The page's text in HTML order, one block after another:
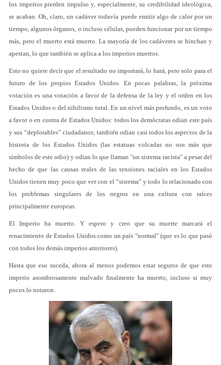
los imperios pierden impulso y, especialmente, su credibilidad ideológica,
se acaban. Oh, claro, un cadáver todavía puede emitir algo de calor por un
tiempo, algunos órganos, o incluso células, pueden funcionar por un tiempo
más, pero el muerto está muerto. La mayoría de los cadáveres se hinchan y
apestan, lo que también se aplica a los imperios muertos.
Esto no quiere decir que el resultado no importará, lo hará, pero solo para el
futuro de los propios Estados Unidos. En pocas palabras, la próxima
votación es una votación a favor de la defensa de la ley y el orden en los
Estados Unidos o del nihilismo total. En un nivel más profundo, es un voto
a favor o en contra de Estados Unidos: todos los demócratas odian este país
y sus “deplorables” ciudadanos; también odian casi todos los aspectos de la
historia de los Estados Unidos (las estatuas volcadas no son más que
símbolos de este odio) y odian lo que llaman "un sistema racista" a pesar del
hecho de que las causas reales de las tensiones raciales en los Estados
Unidos tienen muy poco que ver con el “sistema” y todo lo relacionado con
los problemas singulares de los negros en una cultura con raíces
principalmente europeas.
El Imperio ha muerto. Y espero y creo que su muerte marcará el
renacimiento de Estados Unidos como un país "normal" (que es lo que pasó
con todos los demás imperios anteriores).
Hasta que eso suceda, ahora al menos podemos estar seguros de que este
imperio asombrosamente malvado finalmente ha muerto, incluso si muy
pocos lo notaron.